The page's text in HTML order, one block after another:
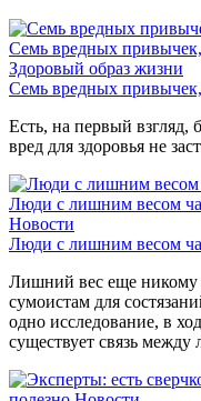
Семь вредных
Здоровый образ жизни
Семь вредных
Есть, на первый взгляд,
вред для здоровья не
Люди с лишним весом
Новости
Люди с лишним весом
Лишний вес еще никому
сумоистам для
одно исследование, в
существует связь